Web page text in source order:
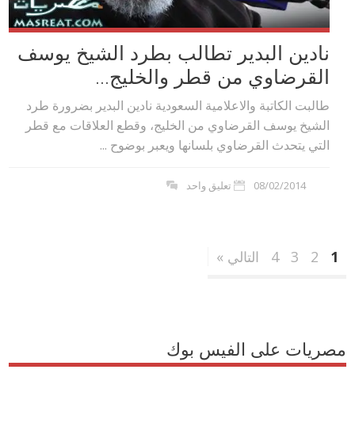
نادين البدير تطالب بطرد الشيخ يوسف
القرضاوي من قطر والخليج...
طالبت الكاتبة والاعلامية السعودية نادين البدير بضرورة طرد
الشيخ يوسف القرضاوي من الخليج، وقطع العلاقات مع قطر
التي يتحدث القرضاوي بلسانها ويعبر بوضوح ...
08/02/2014 تعليق واحد
1
2
3
4 التالي »
مصريات على الفيس بوك